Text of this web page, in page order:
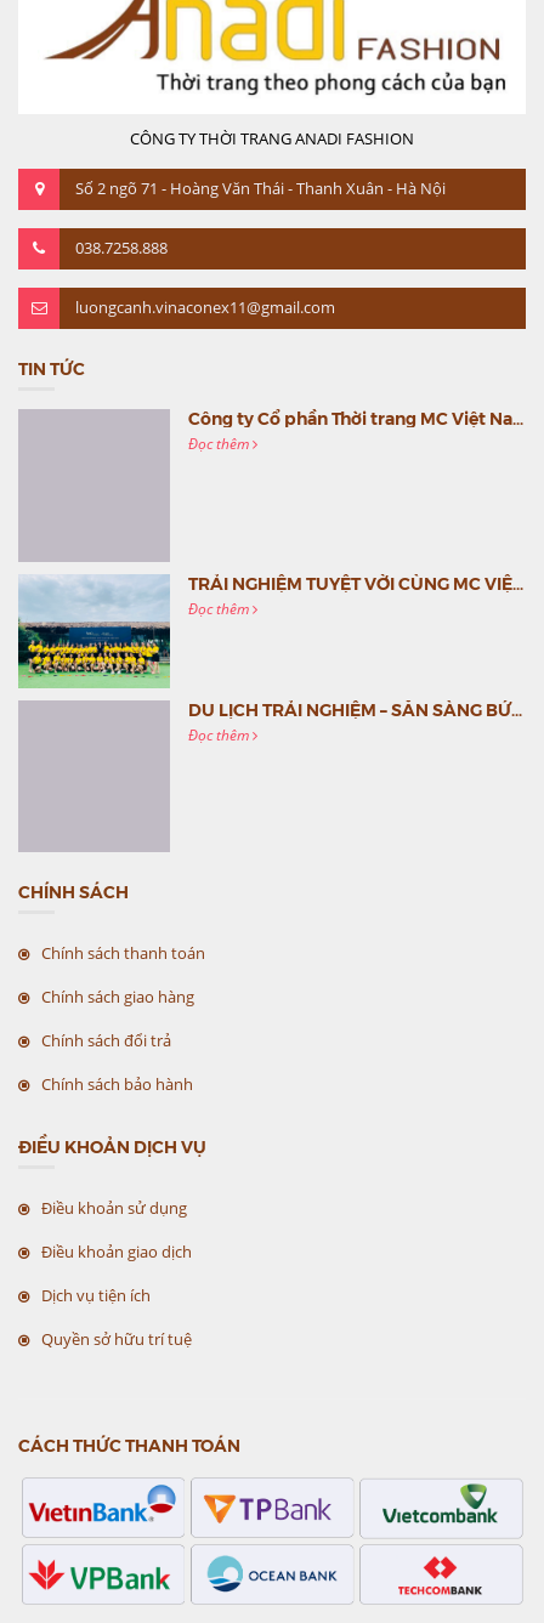
CÔNG TY THỜI TRANG ANADI FASHION
Số 2 ngõ 71 - Hoàng Văn Thái - Thanh Xuân - Hà Nội
038.7258.888
luongcanh.vinaconex11@gmail.com
TIN TỨC
Công ty Cổ phần Thời trang MC Việt Nam (MC Fashion) tổ chức Gala mừng sinh nhật lần thứ 9
Đọc thêm
TRẢI NGHIỆM TUYỆT VỜI CÙNG MC VIỆT NAM
Đọc thêm
DU LỊCH TRẢI NGHIỆM – SẴN SÀNG BỨT PHÁ CÙNG MC VIỆT NAM
Đọc thêm
CHÍNH SÁCH
Chính sách thanh toán
Chính sách giao hàng
Chính sách đổi trả
Chính sách bảo hành
ĐIỀU KHOẢN DỊCH VỤ
Điều khoản sử dụng
Điều khoản giao dịch
Dịch vụ tiện ích
Quyền sở hữu trí tuệ
CÁCH THỨC THANH TOÁN